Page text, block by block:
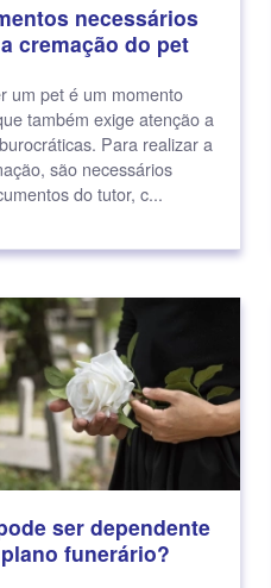
necessários
cremação do pet
um pet é um momento
também exige atenção a
Para realizar a
são necessários
do tutor, c...
ser dependente
funerário?